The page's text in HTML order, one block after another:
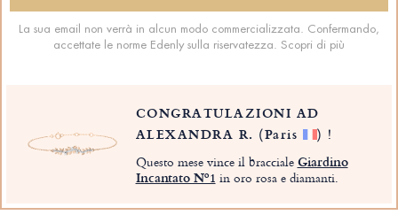
La sua email non verrà in alcun modo commercializzata. Confermando,
accettate le norme Edenly sulla riservatezza. Scopri di più
CONGRATULAZIONI AD
ALEXANDRA R. (Paris ) !
Questo mese vince il braccialeGiardino
Incantato Nº1 in oro rosa e diamanti.